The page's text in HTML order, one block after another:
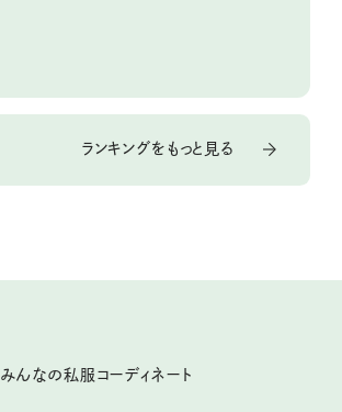
ランキングをもっと見る
みんなの私服コーディネート